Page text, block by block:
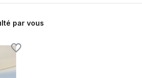
par vous